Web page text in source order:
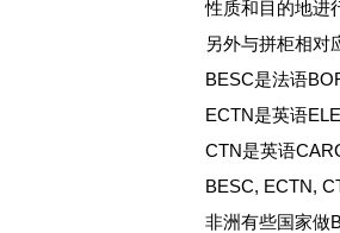
性质和目的地进
另外与拼柜相对
BESC是法语
ECTN是英语
CTN是英语
BESC, ECTN,
非洲有些国家做